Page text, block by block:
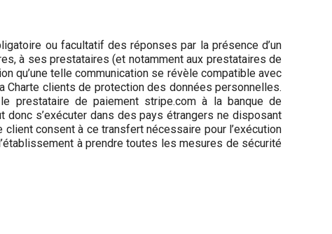
ou facultatif des réponses par la présence d’un
à ses prestataires (et notamment aux prestataires de
qu’une telle communication se révèle compatible avec
clients de protection des données personnelles.
prestataire de paiement stripe.com à la banque de
s’exécuter dans des pays étrangers ne disposant
consent à ce transfert nécessaire pour l’exécution
à prendre toutes les mesures de sécurité